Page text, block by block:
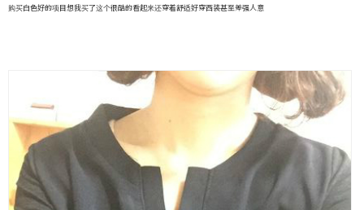
购买白色好的项目想我买了这个很酷的看起来还穿着舒适好穿西装甚至差强人意